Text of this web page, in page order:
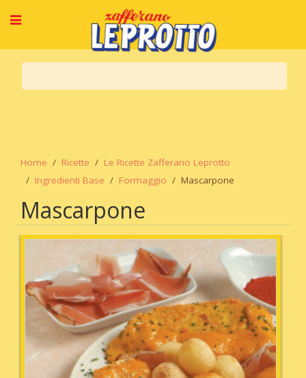
Home Ricette
Le Ricette Zafferano Leprotto
Ingredienti Base
Formaggio Mascarpone
Mascarpone